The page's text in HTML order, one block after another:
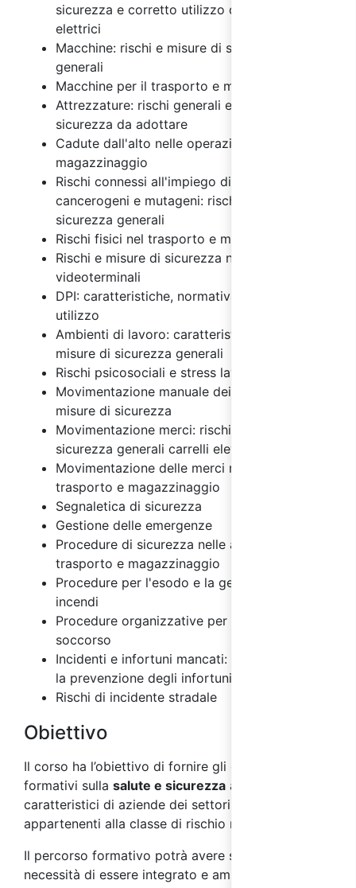
sicurezza e corretto utilizzo degli impianti
elettrici
Macchine: rischi e misure di sicurezza
generali
Macchine per il trasporto e magazzinaggio
Attrezzature: rischi generali e misure di
sicurezza da adottare
Cadute dall'alto nelle operazioni di
magazzinaggio
Rischi connessi all'impiego di agenti chimici,
cancerogeni e mutageni: rischi e misure di
sicurezza generali
Rischi fisici nel trasporto e magazzinaggio
Rischi e misure di sicurezza nell'uso dei
videoterminali
DPI: caratteristiche, normativa e regole di
utilizzo
Ambienti di lavoro: caratteristiche, rischi e
misure di sicurezza generali
Rischi psicosociali e stress lavoro correlato
Movimentazione manuale dei carichi: rischi e
misure di sicurezza
Movimentazione merci: rischi e misure di
sicurezza generali carrelli elevatori
Movimentazione delle merci nelle attività di
trasporto e magazzinaggio
Segnaletica di sicurezza
Gestione delle emergenze
Procedure di sicurezza nelle attività di
trasporto e magazzinaggio
Procedure per l'esodo e la gestione degli
incendi
Procedure organizzative per il primo
soccorso
Incidenti e infortuni mancati: importanza per
la prevenzione degli infortuni
Rischi di incidente stradale
Obiettivo
Il corso ha l’obiettivo di fornire gli elementi
formativi sulla salute e sicurezza ai
caratteristici di aziende dei settori ATECO
appartenenti alla classe di rischio medio.
Il percorso formativo potrà avere successivamente
necessità di essere integrato e ampliato secondo